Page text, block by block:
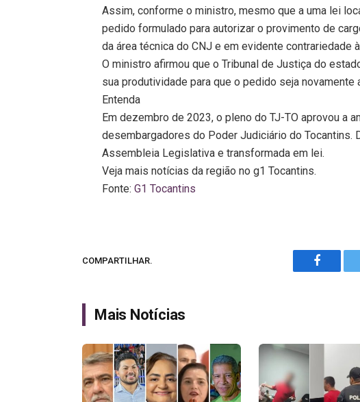
Assim, conforme o ministro, mesmo que a uma lei
pedido formulado para autorizar o provimento de
da área técnica do CNJ e em evidente contrariedade
O ministro afirmou que o Tribunal de Justiça do
sua produtividade para que o pedido seja novamente
Entenda
Em dezembro de 2023, o pleno do TJ-TO aprovou a
desembargadores do Poder Judiciário do Tocantins.
Assembleia Legislativa e transformada em lei.
Veja mais notícias da região no g1 Tocantins.
Fonte:G1 Tocantins
COMPARTILHAR.
Mais Notícias